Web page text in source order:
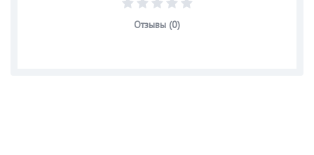
Отзывы (0)